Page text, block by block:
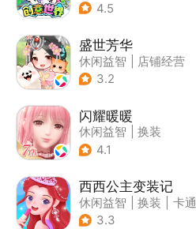
4.5
盛世芳华
休闲益智
店铺经营
| 架空历史
3.2
闪耀暖暖
休闲益智
换装
| 美少女
4.1
西西公主变装记
休闲益智 换装
卡通
3.3